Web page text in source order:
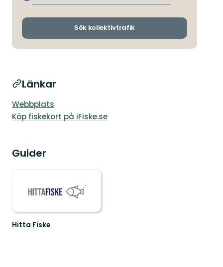
och
Sök kollektivtrafik
Länkar
Webbplats
Köp fiskekort på iFiske.se
Guider
Hitta Fiske